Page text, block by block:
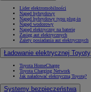
Lider elektromobilności
Napęd hybrydowy
Napęd hybrydowy typu plug-in
Napęd wodorowy
Napęd elektryczny na baterię
Zasięg aut elektrycznych
Zalety posiadania aut elektrycznych
Ładowanie elektrycznej Toyoty
Toyota HomeCharge
Toyota Charging Network
Jak naładować elektryczną Toyotę?
Systemy bezpieczeństwa